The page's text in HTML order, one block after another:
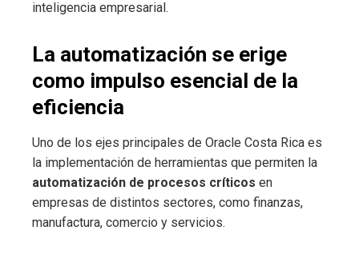
inteligencia empresarial.
La automatización se erige
como impulso esencial de la
eficiencia
Uno de los ejes principales de Oracle Costa Rica es
la implementación de herramientas que permiten la
automatización de procesos críticos en
empresas de distintos sectores, como finanzas,
manufactura, comercio y servicios.